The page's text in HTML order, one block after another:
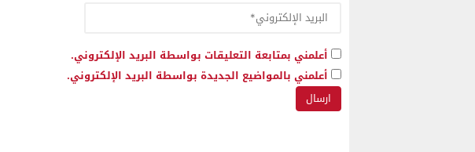
أعلمني بمتابعة التعليقات بواسطة البريد الإلكتروني.
أعلمني بالمواضيع الجديدة بواسطة البريد الإلكتروني.